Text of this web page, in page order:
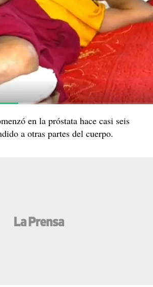
en la próstata hace casi seis
a otras partes del cuerpo.